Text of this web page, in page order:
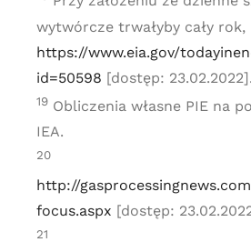
wytwórcze trwałyby cały rok,
https://www.eia.gov/
id=50598 [dostęp: 23.02.2022].
19Obliczenia własne PIE na
IEA.
20
http://
focus.aspx [dostęp:
21